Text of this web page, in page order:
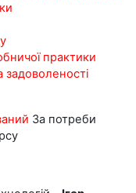
практики
задоволеності
За потреби